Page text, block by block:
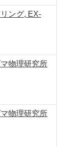
ング, EX-
物理研究所
物理研究所